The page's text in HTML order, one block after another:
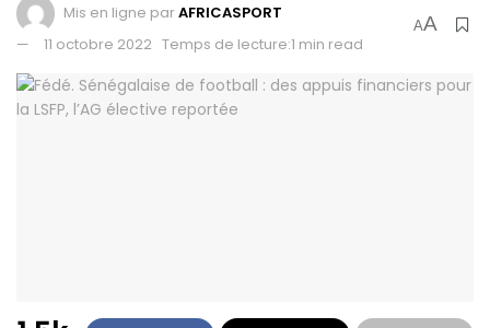
Mis en ligne parAFRICASPORT
11 octobre 2022 Temps de lecture:1 min read
AA